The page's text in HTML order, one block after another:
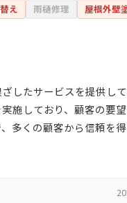
え 雨樋修理 屋根外壁
したサービスを提供し
施しており、顧客の要
多くの顧客から信頼を